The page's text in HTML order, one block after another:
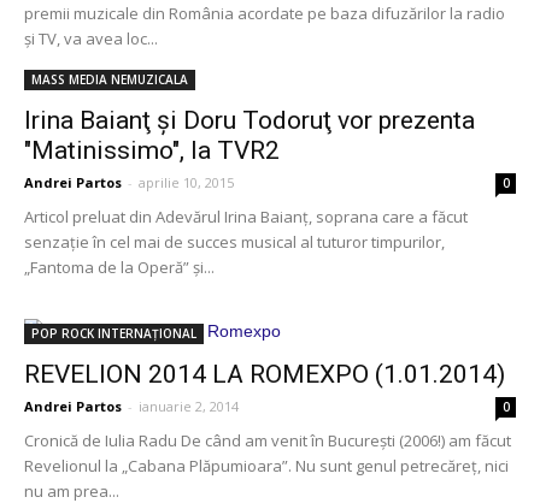
premii muzicale din România acordate pe baza difuzărilor la radio
şi TV, va avea loc...
MASS MEDIA NEMUZICALA
Irina Baianţ şi Doru Todoruţ vor prezenta
"Matinissimo", la TVR2
Andrei Partos - aprilie 10, 2015 0
Articol preluat din Adevărul Irina Baianţ, soprana care a făcut
senzaţie în cel mai de succes musical al tuturor timpurilor,
„Fantoma de la Operă” şi...
POP ROCK INTERNAȚIONAL
REVELION 2014 LA ROMEXPO (1.01.2014)
Andrei Partos - ianuarie 2, 2014 0
Cronică de Iulia Radu De când am venit în București (2006!) am făcut
Revelionul la „Cabana Plăpumioara”. Nu sunt genul petrecăreț, nici
nu am prea...